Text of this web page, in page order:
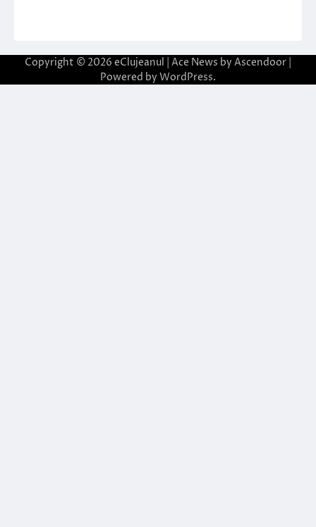
Copyright © 2026 eClujeanul | Ace News by Ascendoor
Powered by WordPress.